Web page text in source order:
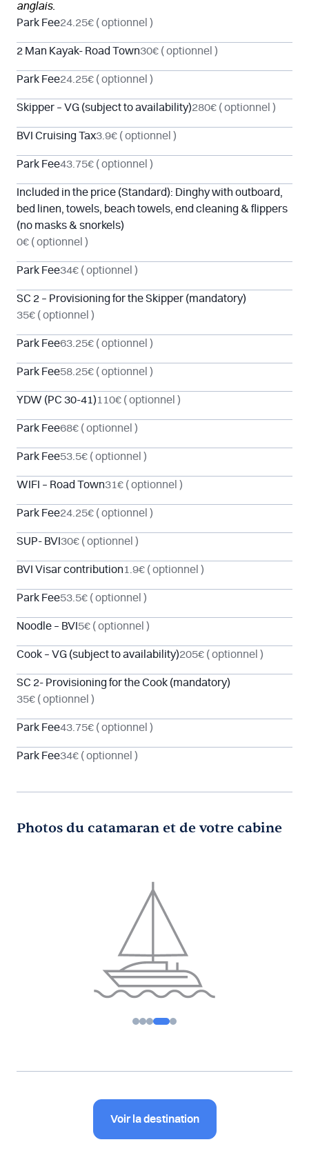
anglais.
Park Fee24.25€ ( optionnel )
2 Man Kayak- Road Town30€ ( optionnel )
Park Fee24.25€ ( optionnel )
Skipper – VG (subject to availability)280€ ( optionnel )
BVI Cruising Tax3.9€ ( optionnel )
Park Fee43.75€ ( optionnel )
Included in the price (Standard): Dinghy with outboard,
bed linen, towels, beach towels, end cleaning & flippers
(no masks & snorkels)
0€ ( optionnel )
Park Fee34€ ( optionnel )
SC 2 – Provisioning for the Skipper (mandatory)
35€ ( optionnel )
Park Fee63.25€ ( optionnel )
Park Fee58.25€ ( optionnel )
YDW (PC 30-41)110€ ( optionnel )
Park Fee68€ ( optionnel )
Park Fee53.5€ ( optionnel )
WIFI – Road Town31€ ( optionnel )
Park Fee24.25€ ( optionnel )
SUP- BVI 30€ ( optionnel )
BVI Visar contribution1.9€ ( optionnel )
Park Fee53.5€ ( optionnel )
Noodle – BVI 5€ ( optionnel )
Cook – VG (subject to availability)205€ ( optionnel )
SC 2- Provisioning for the Cook (mandatory)
35€ ( optionnel )
Park Fee43.75€ ( optionnel )
Park Fee34€ ( optionnel )
Photos du catamaran et de votre cabine
Voir la destination